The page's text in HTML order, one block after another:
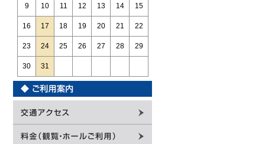
9 10 11 12 13 14 15
16 17 18 19 20 21 22
23 24 25 26 27 28 29
30 31